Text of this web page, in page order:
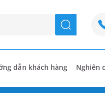
seach
dẫn khách hàng Nghiên